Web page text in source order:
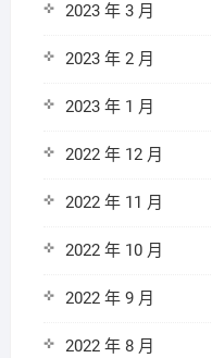
2023 年 3 月
2023 年 2 月
2023 年 1 月
2022 年 12 月
2022 年 11 月
2022 年 10 月
2022 年 9 月
2022 年 8 月